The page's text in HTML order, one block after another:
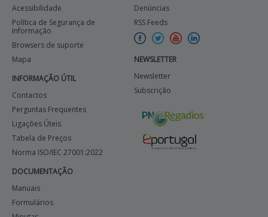
Acessibilidade
Política de Segurança de
Informação
Browsers de suporte
Mapa
INFORMAÇÃO ÚTIL
Contactos
Perguntas Frequentes
Ligações Úteis
Tabela de Preços
Norma ISO/IEC 27001:2022
DOCUMENTAÇÃO
Manuais
Formulários
Denúncias
RSS Feeds
NEWSLETTER
Newsletter
Subscrição